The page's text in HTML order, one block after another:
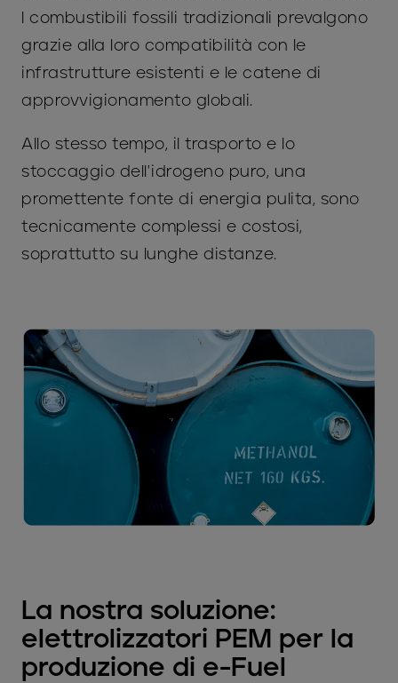
I combustibili fossili tradizionali prevalgono
grazie alla loro compatibilità con le
infrastrutture esistenti e le catene di
approvvigionamento globali.
Allo stesso tempo, il trasporto e lo
stoccaggio dell'idrogeno puro, una
promettente fonte di energia pulita, sono
tecnicamente complessi e costosi,
soprattutto su lunghe distanze.
La nostra soluzione:
elettrolizzatori PEM per la
produzione di e-Fuel